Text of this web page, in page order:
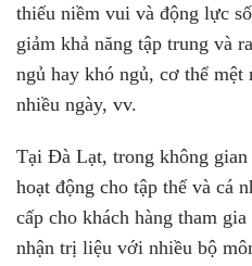
thiếu niềm vui và động lực
giảm khả năng tập trung và
ngủ hay khó ngủ, cơ thể
nhiều ngày, vv.
Tại Đà Lạt, trong không
hoạt động cho tập thể và cá
cấp cho khách hàng tham
nhận trị liệu với nhiều bộ